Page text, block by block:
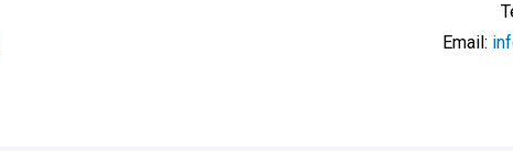
Email: